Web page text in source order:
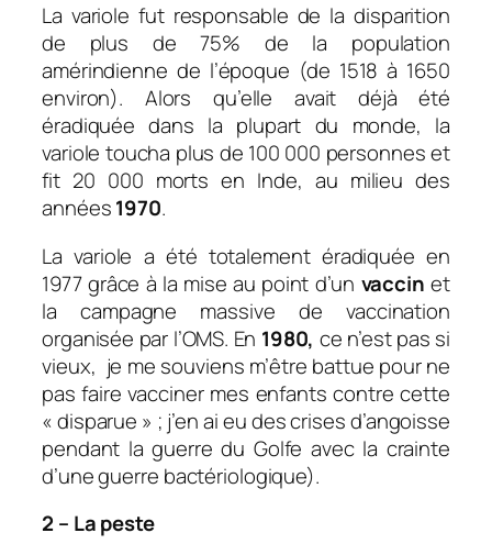
La variole fut responsable de la disparition
de plus de 75% de la population
amérindienne de l’époque (de 1518 à 1650
environ). Alors qu’elle avait déjà été
éradiquée dans la plupart du monde, la
variole toucha plus de 100 000 personnes et
fit 20 000 morts en Inde, au milieu des
années1970.
La variole a été totalement éradiquée en
1977 grâce à la mise au point d’un vaccin et
la campagne massive de vaccination
organisée par l’OMS. En 1980, ce n’est pas si
vieux, je me souviens m’être battue pour ne
pas faire vacciner mes enfants contre cette
« disparue » ; j’en ai eu des crises d’angoisse
pendant la guerre du Golfe avec la crainte
d’une guerre bactériologique).
2 – La peste